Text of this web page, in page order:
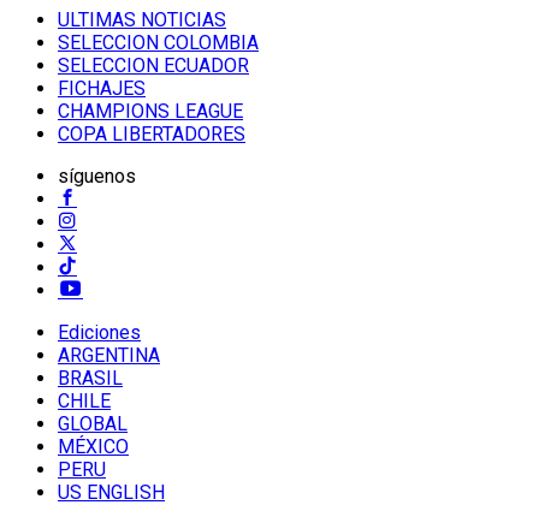
ULTIMAS NOTICIAS
SELECCION COLOMBIA
SELECCION ECUADOR
FICHAJES
CHAMPIONS LEAGUE
COPA LIBERTADORES
síguenos
Ediciones
ARGENTINA
BRASIL
CHILE
GLOBAL
MÉXICO
PERU
US ENGLISH